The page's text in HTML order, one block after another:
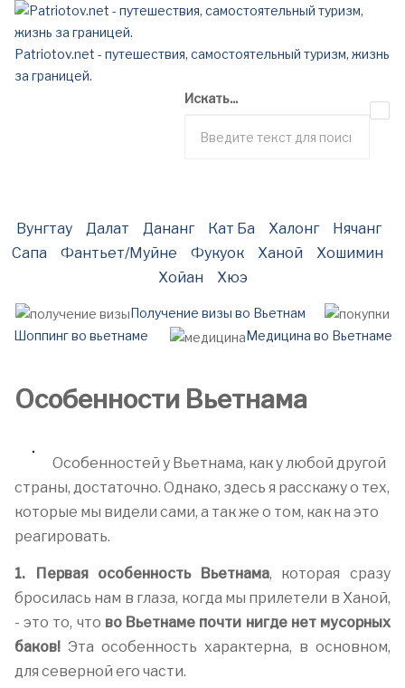
Patriotov.net - путешествия, самостоятельный туризм, жизнь
за границей.
Искать...
Вунгтау Далат Дананг Кат Ба Халонг
Нячанг
Сапа
Фантьет/Муйне Фукуок Ханой
Хошимин
Хойан
Хюэ
Получение визы во Вьетнам
Шоппинг во вьетнаме
Медицина во Вьетнаме
Особенности Вьетнама
Особенностей у Вьетнама, как у любой другой
страны, достаточно. Однако, здесь я расскажу о тех,
которые мы видели сами, а так же о том, как на это
реагировать.
1. Первая особенность Вьетнама, которая сразу
бросилась нам в глаза, когда мы прилетели в Ханой,
- это то, что во Вьетнаме почти нигде нет мусорных
баков! Эта особенность характерна, в основном,
для северной его части.